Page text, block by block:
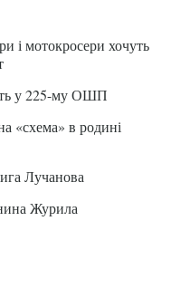
і мотокросери хочуть
у 225-му ОШП
«схема» в родині
Лучанова
Журила